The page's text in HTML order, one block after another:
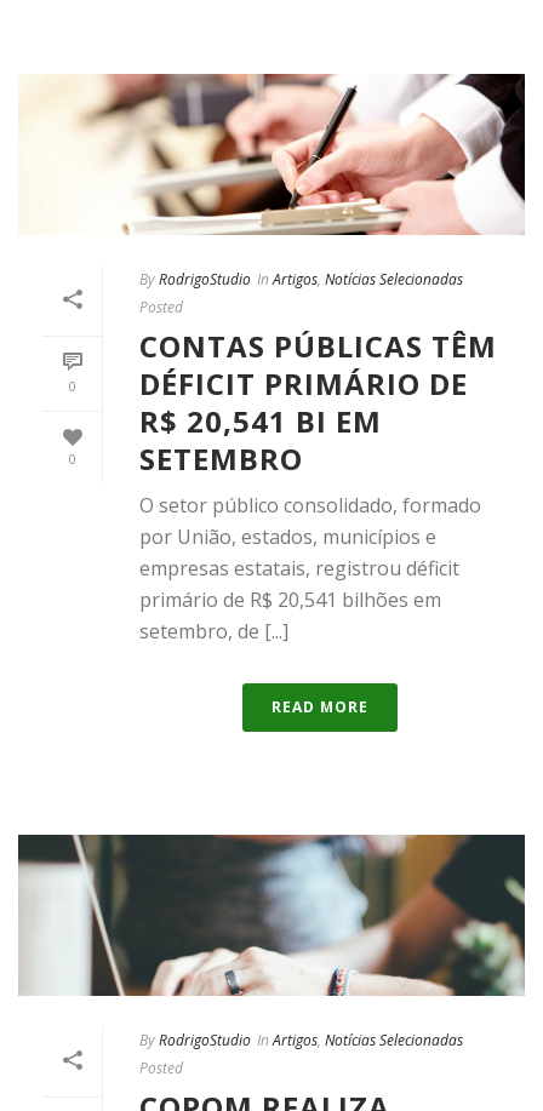
0
0
ByRodrigoStudio In Artigos, Notícias Selecionadas
Posted
CONTAS PÚBLICAS TÊM
DÉFICIT PRIMÁRIO DE
R$ 20,541 BI EM
SETEMBRO
O setor público consolidado, formado
por União, estados, municípios e
empresas estatais, registrou déficit
primário de R$ 20,541 bilhões em
setembro, de [...]
READ MORE
ByRodrigoStudio In Artigos, Notícias Selecionadas
Posted